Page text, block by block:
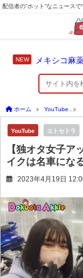
配信者の“ホット”なニュースで
ホーム YouTube
YouTube エトセトラ
【独オタ女子ア
イクは名車にな
2023年4月19日